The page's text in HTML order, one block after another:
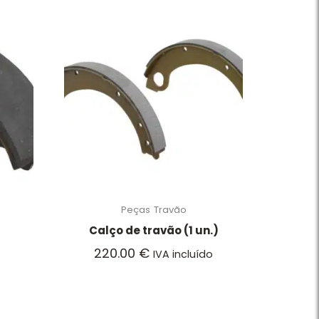
Peças Travão
Calço de travão (1 un.)
220.00 € IVA incluído